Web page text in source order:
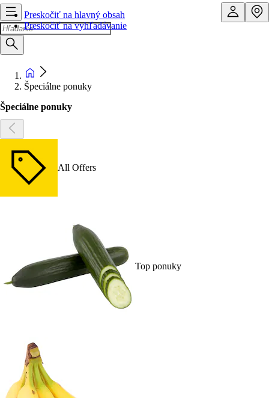
Preskočiť na hlavný obsah
Preskočiť na vyhľadávanie
Špeciálne ponuky
Špeciálne ponuky
All Offers
Top ponuky